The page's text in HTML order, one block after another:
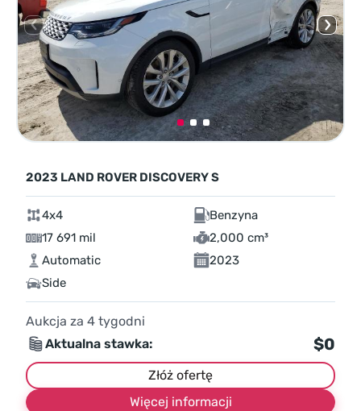
2023 LAND ROVER DISCOVERY S
4x4
Benzyna
17 691 mil
2,000 cm³
Automatic
2023
Side
Aukcja za 4 tygodni
Aktualna stawka:
$0
Złóż ofertę
Więcej informacji